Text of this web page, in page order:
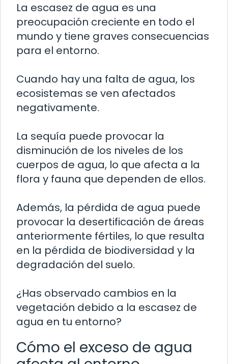
La escasez de agua es una
preocupación creciente en todo el
mundo y tiene graves consecuencias
para el entorno.
Cuando hay una falta de agua, los
ecosistemas se ven afectados
negativamente.
La sequía puede provocar la
disminución de los niveles de los
cuerpos de agua, lo que afecta a la
flora y fauna que dependen de ellos.
Además, la pérdida de agua puede
provocar la desertificación de áreas
anteriormente fértiles, lo que resulta
en la pérdida de biodiversidad y la
degradación del suelo.
¿Has observado cambios en la
vegetación debido a la escasez de
agua en tu entorno?
Cómo el exceso de agua